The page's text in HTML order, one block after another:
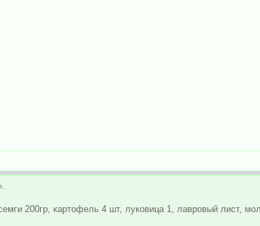
200гр, картофель 4 шт, луковица 1, лавровый лист,